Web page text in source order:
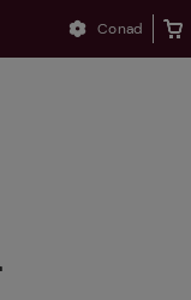
Conad